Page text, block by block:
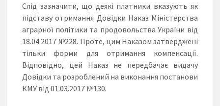
Слід зазначити, що деякі платники вказують як
підставу отримання Довідки Наказ Міністерства
аграрної політики та продовольства України від
18.04.2017 №228. Проте, цим Наказом затверджені
тільки форми для отримання компенсації.
Відповідно, цей Наказ не передбачає видачу
Довідки та розроблений на виконання постанови
КМУ від 01.03.2017 №130.